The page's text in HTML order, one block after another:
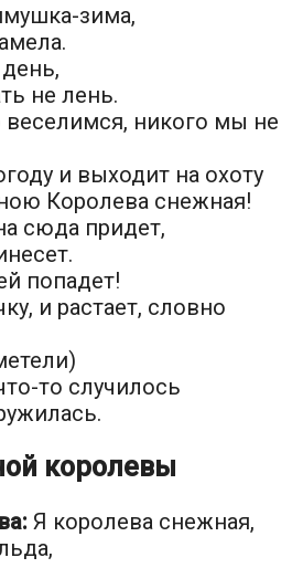
зима,
не лень.
никого мы не
и выходит на охоту
Королева снежная!
сюда придет,
попадет!
и растает, словно
то случилось
королевы
Я королева снежная,